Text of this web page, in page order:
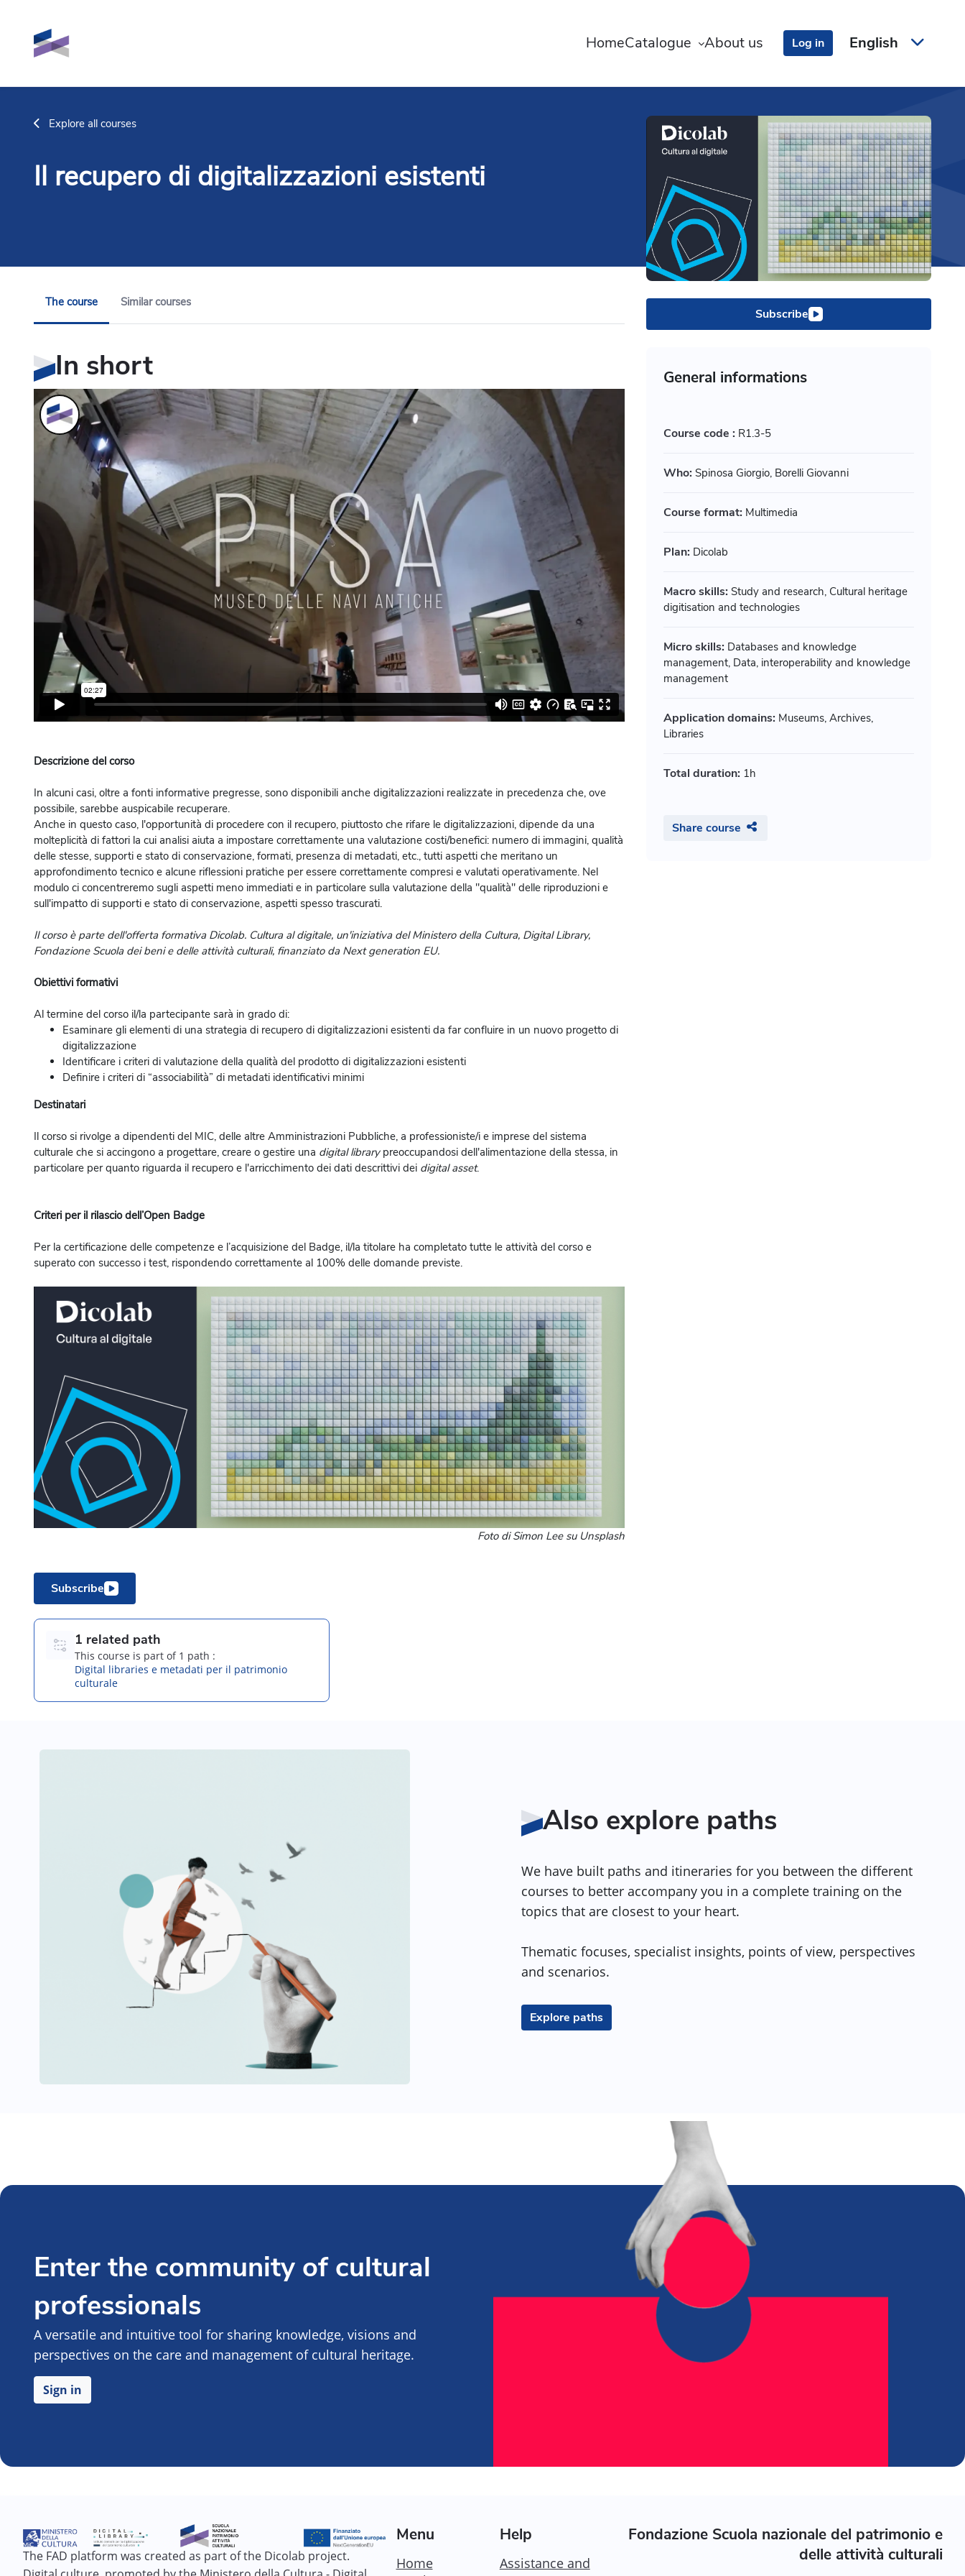
HomeCatalogue About us Log in English
Explore all courses
Il recupero di digitalizzazioni esistenti
The course Similar courses
Subscribe
In short
Descrizione del corso
In alcuni casi, oltre a fonti informative pregresse, sono disponibili anche digitalizzazioni realizzate in precedenza che, ove
possibile, sarebbe auspicabile recuperare.
Anche in questo caso, l'opportunità di procedere con il recupero, piuttosto che rifare le digitalizzazioni, dipende da una
molteplicità di fattori la cui analisi aiuta a impostare correttamente una valutazione costi/benefici: numero di immagini, qualità
delle stesse, supporti e stato di conservazione, formati, presenza di metadati, etc., tutti aspetti che meritano un
approfondimento tecnico e alcune riflessioni pratiche per essere correttamente compresi e valutati operativamente. Nel
modulo ci concentreremo sugli aspetti meno immediati e in particolare sulla valutazione della "qualità" delle riproduzioni e
sull'impatto di supporti e stato di conservazione, aspetti spesso trascurati.
Il corso è parte dell'offerta formativa Dicolab. Cultura al digitale, un'iniziativa del Ministero della Cultura, Digital Library,
Fondazione Scuola dei beni e delle attività culturali, finanziato da Next generation EU.
Obiettivi formativi
Al termine del corso il/la partecipante sarà in grado di:
Esaminare gli elementi di una strategia di recupero di digitalizzazioni esistenti da far confluire in un nuovo progetto di
digitalizzazione
Identificare i criteri di valutazione della qualità del prodotto di digitalizzazioni esistenti
Definire i criteri di “associabilità” di metadati identificativi minimi
Destinatari
Il corso si rivolge a dipendenti del MIC, delle altre Amministrazioni Pubbliche, a professioniste/i e imprese del sistema
culturale che si accingono a progettare, creare o gestire una digital library preoccupandosi dell'alimentazione della stessa, in
particolare per quanto riguarda il recupero e l'arricchimento dei dati descrittivi dei digital asset.
Criteri per il rilascio dell’Open Badge
Per la certificazione delle competenze e l’acquisizione del Badge, il/la titolare ha completato tutte le attività del corso e
superato con successo i test, rispondendo correttamente al 100% delle domande previste.
Foto di Simon Lee su Unsplash
Subscribe
1 related path
This course is part of 1 path :
Digital libraries e metadati per il patrimonio
culturale
General informations
Course code : R1.3-5
Who: Spinosa Giorgio, Borelli Giovanni
Course format: Multimedia
Plan: Dicolab
Macro skills: Study and research, Cultural heritage
digitisation and technologies
Micro skills: Databases and knowledge
management, Data, interoperability and knowledge
management
Application domains: Museums, Archives,
Libraries
Total duration: 1h
Share course
Also explore paths
We have built paths and itineraries for you between the different
courses to better accompany you in a complete training on the
topics that are closest to your heart.
Thematic focuses, specialist insights, points of view, perspectives
and scenarios.
Explore paths
Enter the community of cultural
professionals
A versatile and intuitive tool for sharing knowledge, visions and
perspectives on the care and management of cultural heritage.
Sign in
The FAD platform was created as part of the Dicolab project.
Menu
Home
Help
Assistance and
Fondazione Scuola nazionale del patrimonio e
delle attività culturali